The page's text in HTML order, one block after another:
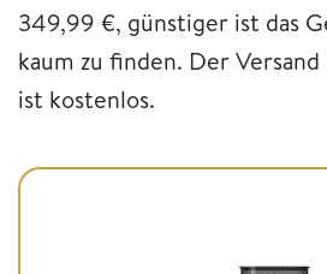
349,99 €, günstiger ist das
kaum zu finden. Der
ist kostenlos.